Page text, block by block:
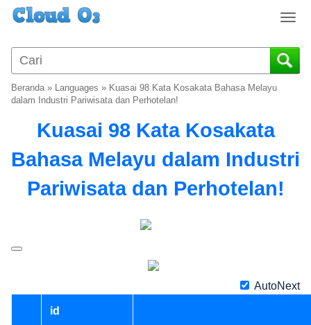
T
g
g
i
Beranda» Languages » Kuasai 98 Kata Kosakata Bahasa Melayu
dalam Industri Pariwisata dan Perhotelan!
Kuasai 98 Kata Kosakata
Bahasa Melayu dalam Industri
Pariwisata dan Perhotelan!
AutoNext
id